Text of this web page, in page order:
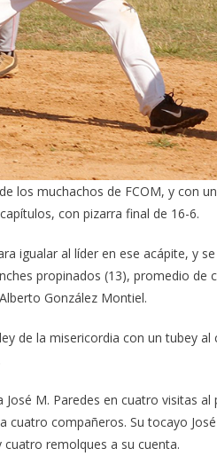
los muchachos de FCOM, y con
con pizarra final de 16-6.
igualar al líder en ese acápite, y
propinados (13), promedio de
González Montiel.
de la misericordia con un tubey
M. Paredes en cuatro visitas
cuatro compañeros. Su tocayo
remolques a su cuenta.